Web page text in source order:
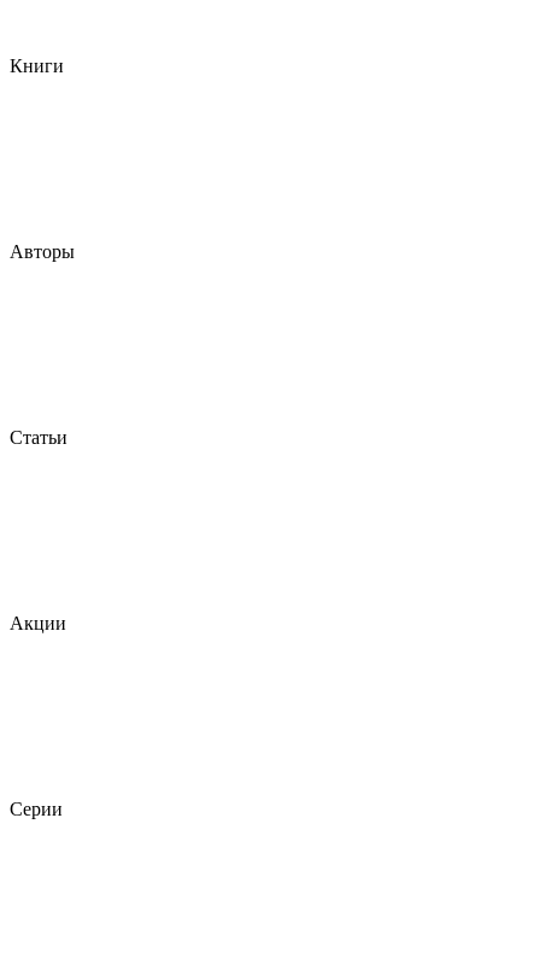
Книги
Авторы
Статьи
Акции
Серии